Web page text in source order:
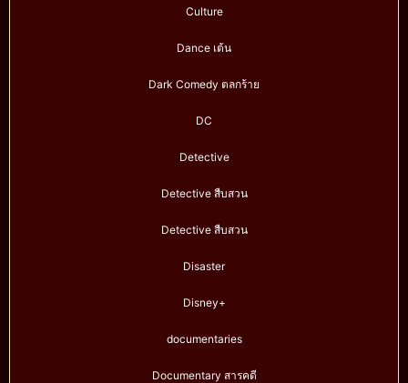
Culture
Dance เต้น
Dark Comedy ตลกร้าย
DC
Detective
Detective สืบสวน
Detective สืบสวน
Disaster
Disney+
documentaries
Documentary สารคดี